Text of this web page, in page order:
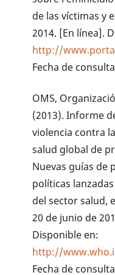
de las víctimas y
2014. [En línea].
http://
Fecha de
OMS,
(2013). Informe
violencia contra
salud global de
Nuevas guías de
políticas
del sector salud,
20 de junio de
Disponible en:
http://
Fecha de